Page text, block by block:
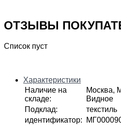
ОТЗЫВЫ
Список пуст
Характеристики
Наличие на
складе:
Москва,
Видное
Подклад:
текстиль
идентификатор: